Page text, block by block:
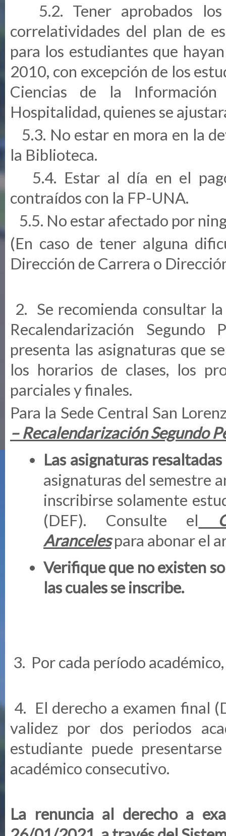
5.2. Tener aprobados los
correlatividades del plan de
para los estudiantes que
2010, con excepción de los
Ciencias de la
Hospitalidad, quienes se
5.3. No estar en mora en la
la Biblioteca.
5.4. Estar al día en el
contraídos con la FP-UNA.
5.5. No estar afectado por
(En caso de tener alguna
Dirección de Carrera o
2. Se recomienda consultar
Recalendarización Segundo
presenta las asignaturas que
los horarios de clases, los
parciales y finales.
Para la Sede Central San
– Recalendarización Segundo
Las asignaturas
asignaturas del semestre
inscribirse solamente
(DEF). Consulte el
Arancelespara abonar el
Verifique que no existen
las cuales se inscribe.
3. Por cada período
4. El derecho a examen final
validez por dos periodos
estudiante puede
académico consecutivo.
La renuncia al derecho a